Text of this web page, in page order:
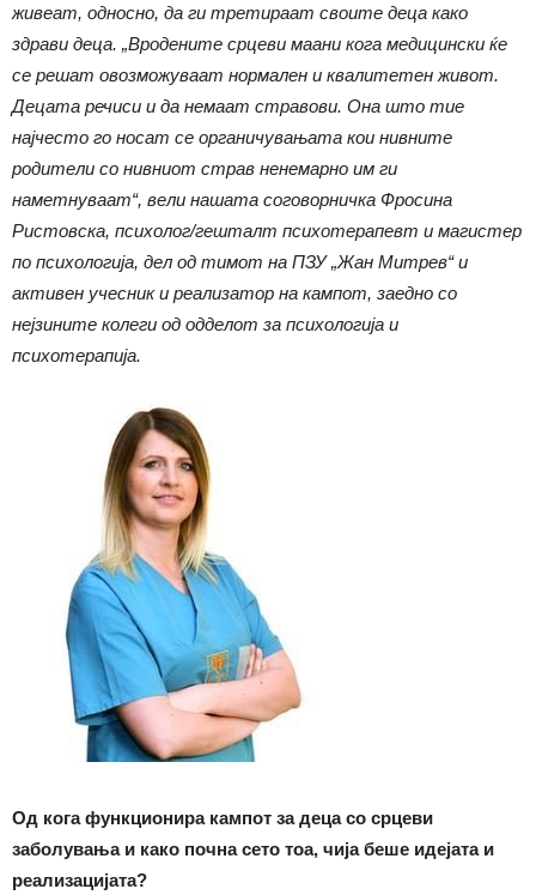
живеат, односно, да ги третираат своите деца како
здрави деца. „Вродените срцеви маани кога медицински ќе
се решат овозможуваат нормален и квалитетен живот.
Децата речиси и да немаат стравови. Она што тие
најчесто го носат се органичувањата кои нивните
родители со нивниот страв ненемарно им ги
наметнуваат“, вели нашата соговорничка Фросина
Ристовска, психолог/гешталт психотерапевт и магистер
по психологија, дел од тимот на ПЗУ „Жан Митрев“ и
активен учесник и реализатор на кампот, заедно со
нејзините колеги од одделот за психологија и
психотерапија.
Од кога функционира кампот за деца со срцеви
заболувања и како почна сето тоа, чија беше идејата и
реализацијата?